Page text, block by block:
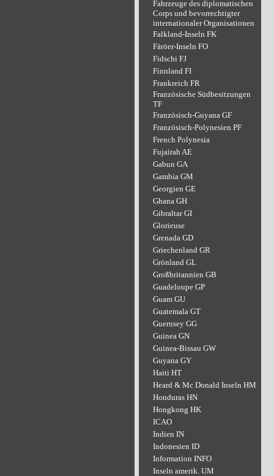
Fahrzeuge des diplomatischen
Corps und bevorrechtigter
internationaler Organisationen
Falkland-Inseln FK
Färöer-Inseln FO
Fidschi FJ
Finnland FI
Frankreich FR
Französische Südbesitzungen
TF
Französisch-Guyana GF
Französisch-Polynesien PF
French Polynesia
Fujairah AE
Gabun GA
Gambia GM
Georgien GE
Ghana GH
Gibraltar GI
Glorieuse
Grenada GD
Griechenland GR
Grönland GL
Großbritannien GB
Guadeloupe GP
Guam GU
Guatemala GT
Guernsey GG
Guinea GN
Guinea-Bissau GW
Guyana GY
Haiti HT
Heard & Mc Donald Inseln HM
Honduras HN
Hongkong HK
ICAO
Indien IN
Indonesien ID
Information INFO
Inseln amerik. UM